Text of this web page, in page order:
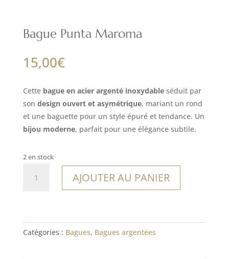
Bague Punta Maroma
15,00€
Cette bague en acier argenté inoxydableséduit par
son design ouvert et asymétrique, mariant un rond
et une baguette pour un style épuré et tendance. Un
bijou moderne, parfait pour une élégance subtile.
2 en stock
Maroma
AJOUTER AU PANIER
Catégories : Bagues, Bagues argentées